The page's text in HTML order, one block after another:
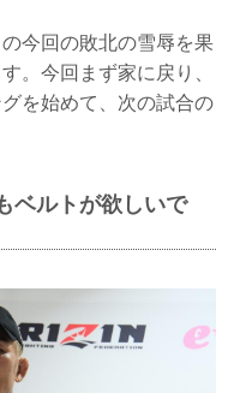
今回の敗北の雪辱を果
。今回まず家に戻り、
を始めて、次の試合の
ベルトが欲しいで